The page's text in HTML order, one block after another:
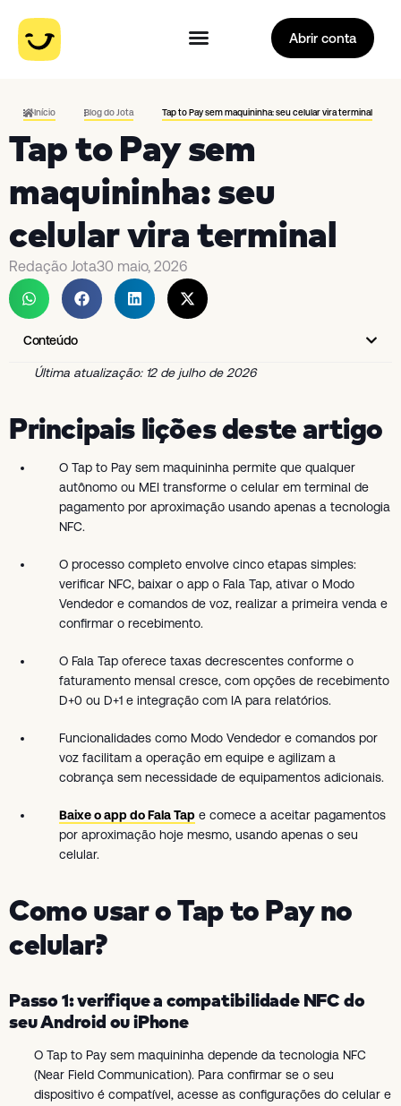
Abrir conta
Início Blog do Jota Tap to Pay sem maquininha: seu celular vira terminal
Tap to Pay sem
maquininha: seu
celular vira terminal
Redação Jota30 maio, 2026
Conteúdo
Última atualização: 12 de julho de 2026
Principais lições deste artigo
O Tap to Pay sem maquininha permite que qualquer
autônomo ou MEI transforme o celular em terminal de
pagamento por aproximação usando apenas a tecnologia
NFC.
O processo completo envolve cinco etapas simples:
verificar NFC, baixar o app o Fala Tap, ativar o Modo
Vendedor e comandos de voz, realizar a primeira venda e
confirmar o recebimento.
O Fala Tap oferece taxas decrescentes conforme o
faturamento mensal cresce, com opções de recebimento
D+0 ou D+1 e integração com IA para relatórios.
Funcionalidades como Modo Vendedor e comandos por
voz facilitam a operação em equipe e agilizam a
cobrança sem necessidade de equipamentos adicionais.
Baixe o app do Fala Tap e comece a aceitar pagamentos
por aproximação hoje mesmo, usando apenas o seu
celular.
Como usar o Tap to Pay no
celular?
Passo 1: verifique a compatibilidade NFC do
seu Android ou iPhone
O Tap to Pay sem maquininha depende da tecnologia NFC
(Near Field Communication). Para confirmar se o seu
dispositivo é compatível, acesse as configurações do celular e